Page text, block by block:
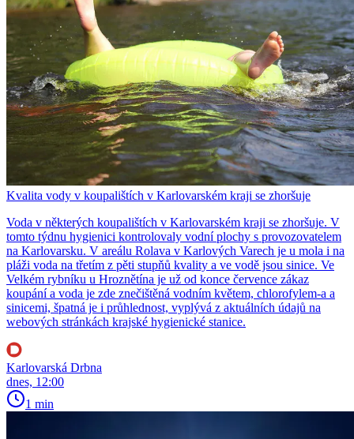
Kvalita vody v koupalištích v Karlovarském kraji se zhoršuje
Voda v některých koupalištích v Karlovarském kraji se zhoršuje. V
tomto týdnu hygienici kontrolovaly vodní plochy s provozovatelem
na Karlovarsku. V areálu Rolava v Karlových Varech je u mola i na
pláži voda na třetím z pěti stupňů kvality a ve vodě jsou sinice. Ve
Velkém rybníku u Hroznětína je už od konce července zákaz
koupání a voda je zde znečištěná vodním květem, chlorofylem-a a
sinicemi, špatná je i průhlednost, vyplývá z aktuálních údajů na
webových stránkách krajské hygienické stanice.
Karlovarská Drbna
dnes, 12:00
1 min